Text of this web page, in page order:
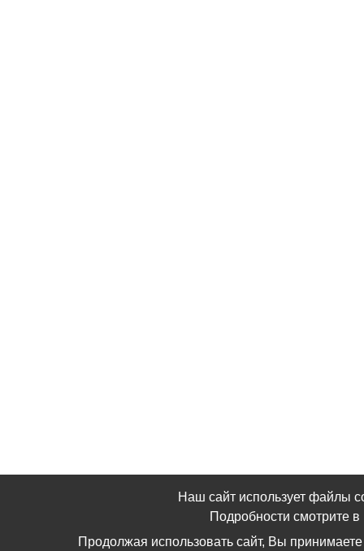
Наш сайт использует файлы
Подробности смотрите
Продолжая использовать сайт, Вы